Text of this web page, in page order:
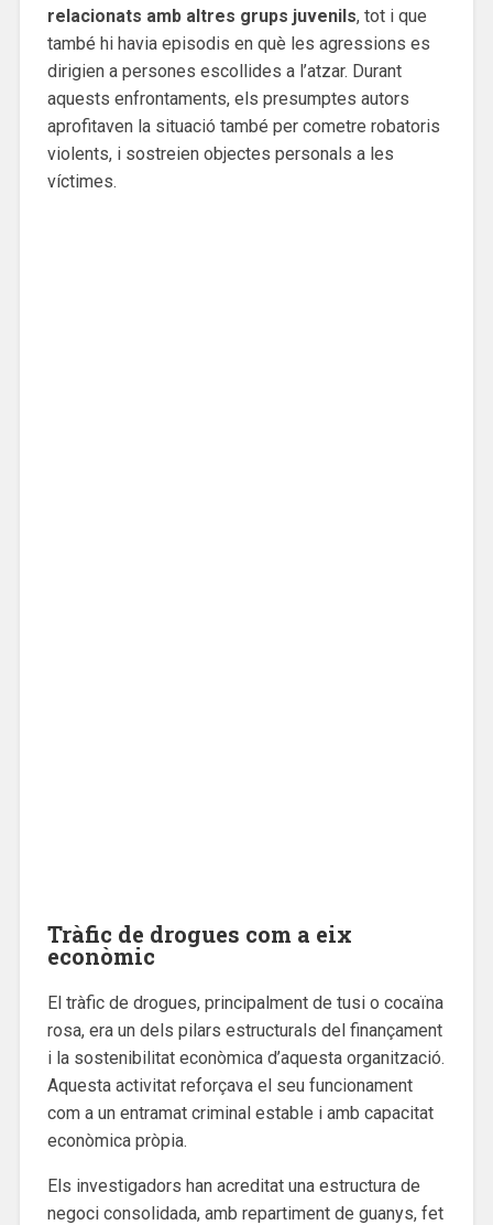
relacionats amb altres grups juvenils, tot i que
també hi havia episodis en què les agressions es
dirigien a persones escollides a l’atzar. Durant
aquests enfrontaments, els presumptes autors
aprofitaven la situació també per cometre robatoris
violents, i sostreien objectes personals a les
víctimes.
Tràfic de drogues com a eix
econòmic
El tràfic de drogues, principalment de tusi o cocaïna
rosa, era un dels pilars estructurals del finançament
i la sostenibilitat econòmica d’aquesta organització.
Aquesta activitat reforçava el seu funcionament
com a un entramat criminal estable i amb capacitat
econòmica pròpia.
Els investigadors han acreditat una estructura de
negoci consolidada, amb repartiment de guanys, fet